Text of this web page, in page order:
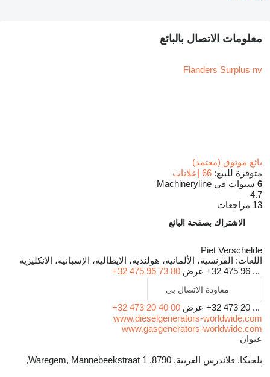
معلومات الاتصال بالبائع
Flanders Surplus nv
بائع موثوق (معتمد)
متوفرة للبيع: 66 إعلانات
6 سنوات في Machineryline
4.7
13 مراجعات
الاشتراك بصفحة البائع
Piet Verschelde
اللغات: الفرنسية، الألمانية، هولندية، الإيطالية، الإسبانية، الإنكليزية
+32 475 96 ... عرض +32 475 96 73 80
معاودة الاتصال بي
+32 473 20 ... عرض +32 473 20 40 00
www.dieselgenerators-worldwide.com
www.gasgenerators-worldwide.com
عنوان
بلجيكا, فلاندرس الغربية, 8790, Waregem, Mannebeekstraat 1,